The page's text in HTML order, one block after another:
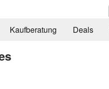
Kaufberatung Deals